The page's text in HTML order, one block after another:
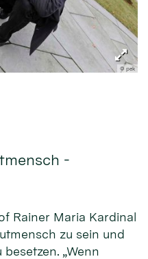
© pek
-
Rainer Maria Kardinal
zu sein und
„Wenn